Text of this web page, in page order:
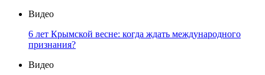
Видео
6 лет Крымской весне: когда ждать международного
признания?
Видео